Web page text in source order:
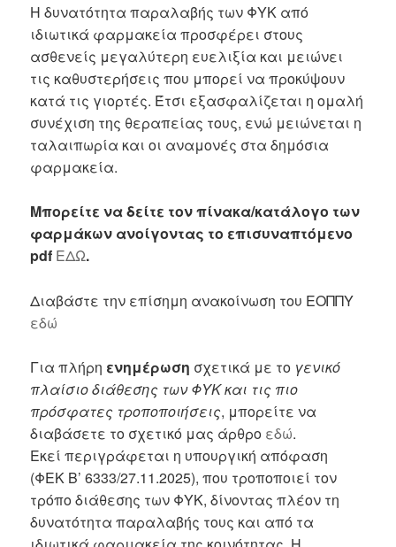
Η δυνατότητα παραλαβής των ΦΥΚ από
ιδιωτικά φαρμακεία προσφέρει στους
ασθενείς μεγαλύτερη ευελιξία και μειώνει
τις καθυστερήσεις που μπορεί να προκύψουν
κατά τις γιορτές. Έτσι εξασφαλίζεται η ομαλή
συνέχιση της θεραπείας τους, ενώ μειώνεται η
ταλαιπωρία και οι αναμονές στα δημόσια
φαρμακεία.
Μπορείτε να δείτε τον πίνακα/κατάλογο των
φαρμάκων ανοίγοντας το επισυναπτόμενο
pdf ΕΔΩ.
Διαβάστε την επίσημη ανακοίνωση του ΕΟΠΠΥ
εδώ
Για πλήρη ενημέρωση σχετικά με το γενικό
πλαίσιο διάθεσης των ΦΥΚ και τις πιο
πρόσφατες τροποποιήσεις, μπορείτε να
διαβάσετε το σχετικό μας άρθρο εδώ.
Εκεί περιγράφεται η υπουργική απόφαση
(ΦΕΚ Β’ 6333/27.11.2025), που τροποποιεί τον
τρόπο διάθεσης των ΦΥΚ, δίνοντας πλέον τη
δυνατότητα παραλαβής τους και από τα